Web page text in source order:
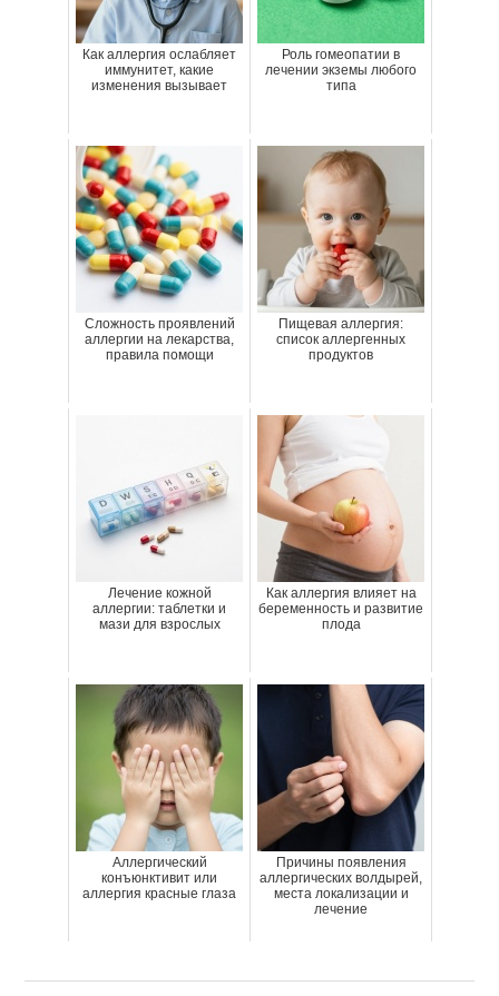
Как аллергия ослабляет
иммунитет, какие
изменения вызывает
Роль гомеопатии в
лечении экземы любого
типа
Сложность проявлений
аллергии на лекарства,
правила помощи
Пищевая аллергия:
список аллергенных
продуктов
Лечение кожной
аллергии: таблетки и
мази для взрослых
Как аллергия влияет на
беременность и развитие
плода
Аллергический
конъюнктивит или
аллергия красные глаза
Причины появления
аллергических волдырей,
места локализации и
лечение